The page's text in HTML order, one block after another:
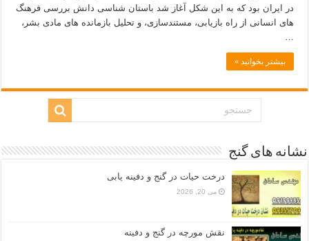
در ایران بود که به این شکل آغاز شد باستان شناسی دانش بررسی فرهنگ
های انسانی از راه بازیابی، مستندسازی، و تحلیل بازمانده های مادی بشر،
بیشتر بخوانید »
نشانه های گنج
درخت حیات در گنج و دفینه یابی
می 20, 2026
نقش مورچه در گنج و دفینه